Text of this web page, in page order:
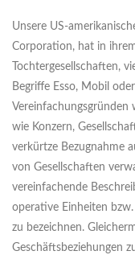
Unsere US-
Corporation, hat in
Tochtergesellschaften,
Begriffe Esso, Mobil
Vereinfachungsgründen
wie Konzern,
verkürtze Bezugnahme
von Gesellschaften
vereinfachende
operative Einheiten
zu bezeichnen.
Geschäftsbeziehungen